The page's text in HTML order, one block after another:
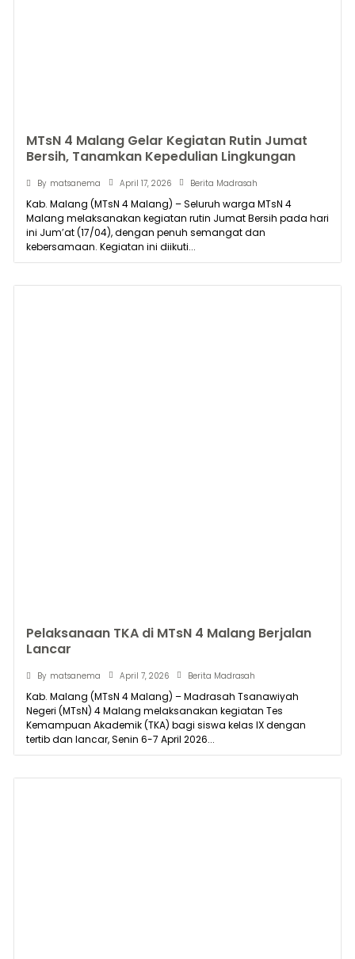
MTsN 4 Malang Gelar Kegiatan Rutin Jumat
Bersih, Tanamkan Kepedulian Lingkungan
By matsanema April 17, 2026 Berita Madrasah
Kab. Malang (MTsN 4 Malang) – Seluruh warga MTsN 4
Malang melaksanakan kegiatan rutin Jumat Bersih pada hari
ini Jum’at (17/04), dengan penuh semangat dan
kebersamaan. Kegiatan ini diikuti...
Pelaksanaan TKA di MTsN 4 Malang Berjalan
Lancar
By matsanema April 7, 2026 Berita Madrasah
Kab. Malang (MTsN 4 Malang) – Madrasah Tsanawiyah
Negeri (MTsN) 4 Malang melaksanakan kegiatan Tes
Kemampuan Akademik (TKA) bagi siswa kelas IX dengan
tertib dan lancar, Senin 6-7 April 2026...